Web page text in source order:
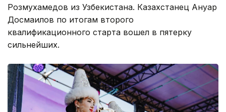
Розмухамедов из Узбекистана. Казахстанец Ануар
Досмаилов по итогам второго
квалификационного старта вошел в пятерку
сильнейших.